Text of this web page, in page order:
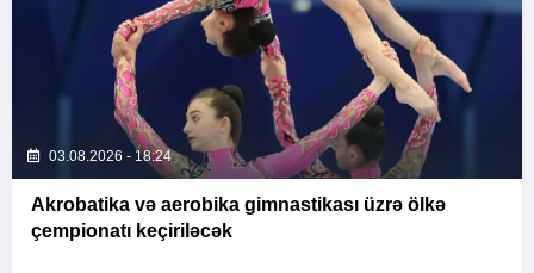
03.08.2026 - 18:24
Akrobatika və aerobika gimnastikası üzrə ölkə
çempionatı keçiriləcək